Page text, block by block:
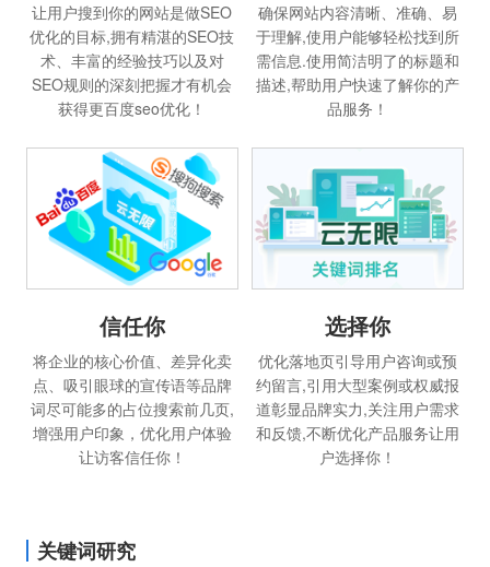
让用户搜到你的网站是做SEO
优化的目标,拥有精湛的SEO技
术、丰富的经验技巧以及对
SEO规则的深刻把握才有机会
获得更百度seo优化！
确保网站内容清晰、准确、易
于理解,使用户能够轻松找到所
需信息.使用简洁明了的标题和
描述,帮助用户快速了解你的产
品服务！
信任你
将企业的核心价值、差异化卖
点、吸引眼球的宣传语等品牌
词尽可能多的占位搜索前几页,
增强用户印象，优化用户体验
让访客信任你！
选择你
优化落地页引导用户咨询或预
约留言,引用大型案例或权威报
道彰显品牌实力,关注用户需求
和反馈,不断优化产品服务让用
户选择你！
关键词研究